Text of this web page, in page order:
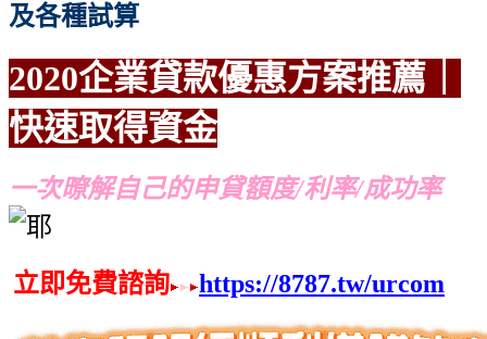
及各種試算
2020企業貸款優惠方案推薦｜
快速取得資金
一次暸解自己的申貸額度/利率/成功率
立即免費諮詢 https://8787.tw/urcom